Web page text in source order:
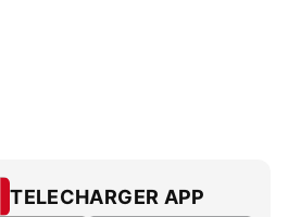
TELECHARGER APP